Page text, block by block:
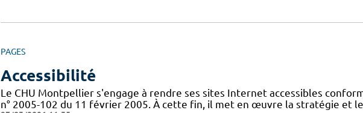
PAGES
Accessibilité
Le CHU Montpellier s'engage à rendre ses sites Internet accessibles
n° 2005-102 du 11 février 2005. À cette fin, il met en œuvre la stratégie et